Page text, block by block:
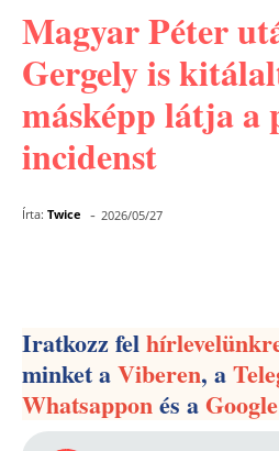
Magyar Péter
Gergely is
másképp látja a
incidenst
Írta: Twice - 2026/05/27
Iratkozz fel
minket aViberen, a
Whatsapponés a